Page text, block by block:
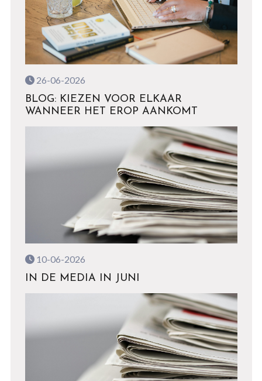
26-06-2026
BLOG: KIEZEN VOOR ELKAAR
WANNEER HET EROP AANKOMT
10-06-2026
IN DE MEDIA IN JUNI